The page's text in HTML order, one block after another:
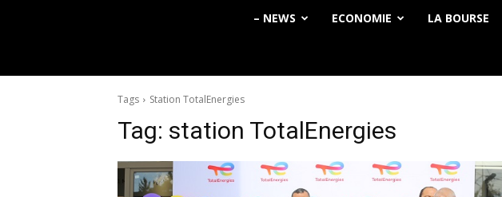
– NEWS ECONOMIE LA BOURSE
Tags Station TotalEnergies
Tag: station TotalEnergies